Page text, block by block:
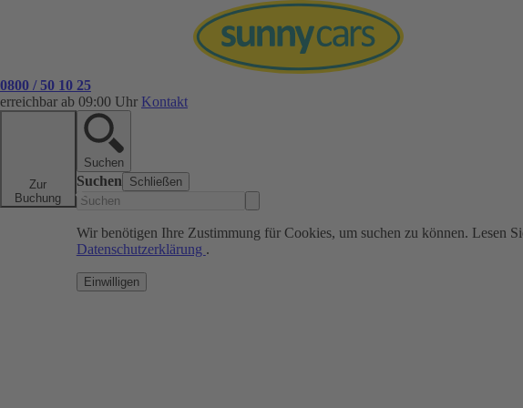
0800 / 50 10 25
erreichbar ab 09:00 Uhr Kontakt
Zur
Buchung
Suchen
Suchen Schließen
Wir benötigen Ihre Zustimmung für Cookies, um suchen zu können. Lesen
Datenschutzerklärung .
Einwilligen